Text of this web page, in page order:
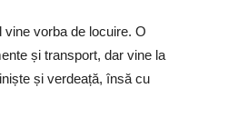
vorba de locuire. O
și transport, dar vine la
și verdeață, însă cu